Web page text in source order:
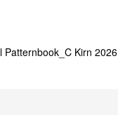
Patternbook_C Kirn 2026